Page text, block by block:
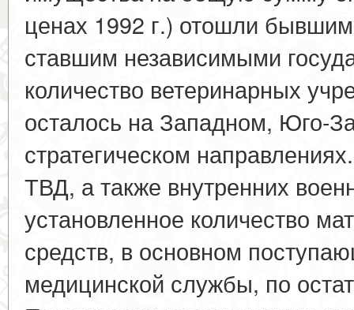
ценах 1992 г.) отошли
ставшим независимыми
количество ветеринарных
осталось на Западном, Юго-
стратегическом
ТВД, а также внутренних
установленное количество
средств, в основном
медицинской службы, по